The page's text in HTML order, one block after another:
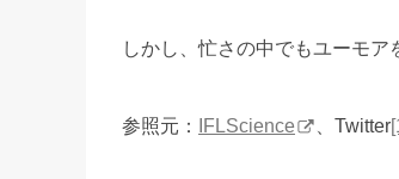
しかし、忙さの中でもユーモア
参照元： IFLScience 、Twitter